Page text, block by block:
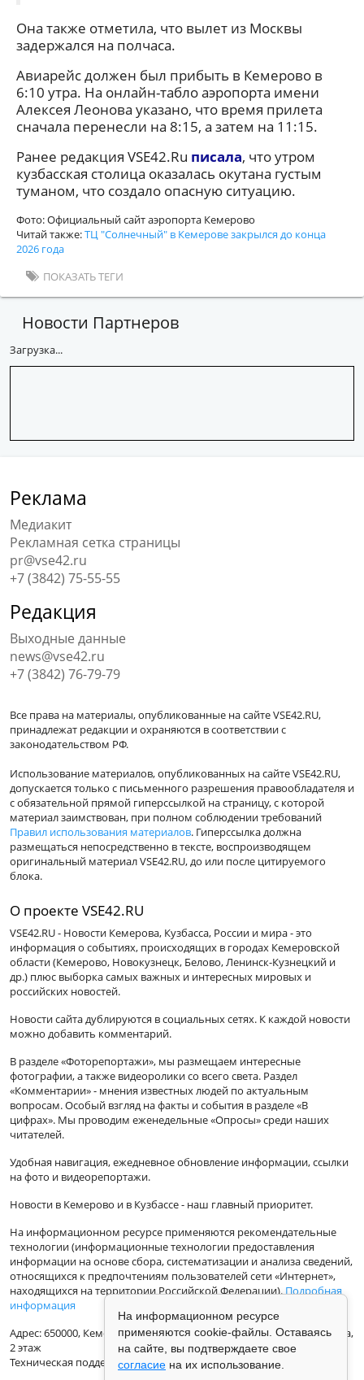
Она также отметила, что вылет из Москвы
задержался на полчаса.
Авиарейс должен был прибыть в Кемерово в
6:10 утра. На онлайн-табло аэропорта имени
Алексея Леонова указано, что время прилета
сначала перенесли на 8:15, а затем на 11:15.
Ранее редакция VSE42.Ru писала, что утром
кузбасская столица оказалась окутана густым
туманом, что создало опасную ситуацию.
Фото: Официальный сайт аэропорта Кемерово
Читай также:ТЦ "Солнечный" в Кемерове закрылся до конца
2026 года
ПОКАЗАТЬ ТЕГИ
Новости Партнеров
Загрузка...
Реклама
Медиакит
Рекламная сетка страницы
pr@vse42.ru
+7 (3842) 75-55-55
Редакция
Выходные данные
news@vse42.ru
+7 (3842) 76-79-79
Все права на материалы, опубликованные на сайте VSE42.RU,
принадлежат редакции и охраняются в соответствии с
законодательством РФ.
Использование материалов, опубликованных на сайте VSE42.RU,
допускается только с письменного разрешения правообладателя и
с обязательной прямой гиперссылкой на страницу, с которой
материал заимствован, при полном соблюдении требований
Правил использования материалов. Гиперссылка должна
размещаться непосредственно в тексте, воспроизводящем
оригинальный материал VSE42.RU, до или после цитируемого
блока.
О проекте VSE42.RU
VSE42.RU - Новости Кемерова, Кузбасса, России и мира - это
информация о событиях, происходящих в городах Кемеровской
области (Кемерово, Новокузнецк, Белово, Ленинск-Кузнецкий и
др.) плюс выборка самых важных и интересных мировых и
российских новостей.
Новости сайта дублируются в социальных сетях. К каждой новости
можно добавить комментарий.
В разделе «Фоторепортажи», мы размещаем интересные
фотографии, а также видеоролики со всего света. Раздел
«Комментарии» - мнения известных людей по актуальным
вопросам. Особый взгляд на факты и события в разделе «В
цифрах». Мы проводим еженедельные «Опросы» среди наших
читателей.
Удобная навигация, ежедневное обновление информации, ссылки
на фото и видеорепортажи.
Новости в Кемерово и в Кузбассе - наш главный приоритет.
На информационном ресурсе применяются рекомендательные
технологии (информационные технологии предоставления
информации на основе сбора, систематизации и анализа сведений,
относящихся к предпочтениям пользователей сети «Интернет»,
находящихся на территории Российской Федерации).Подробная
информация
Адрес: 650000, Кемеровская Область, г.Кемерово, ул.Кузбасская 33а,
2 этаж
Техническая поддержка: support@vse42.ru
На информационном ресурсе
применяются cookie-файлы. Оставаясь
на сайте, вы подтверждаете свое
согласие на их использование.